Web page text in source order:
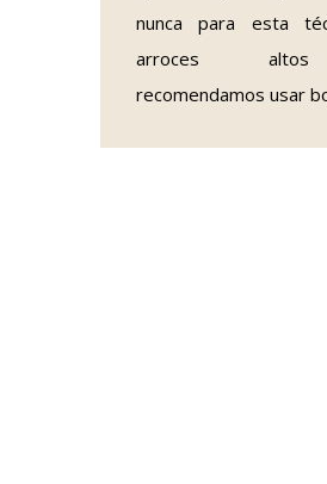
nunca para esta
arroces
recomendamos usar